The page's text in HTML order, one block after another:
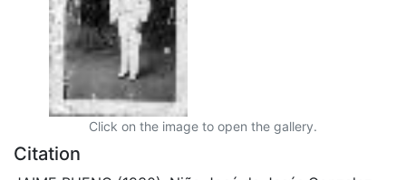
Click on the image to open the gallery.
Citation